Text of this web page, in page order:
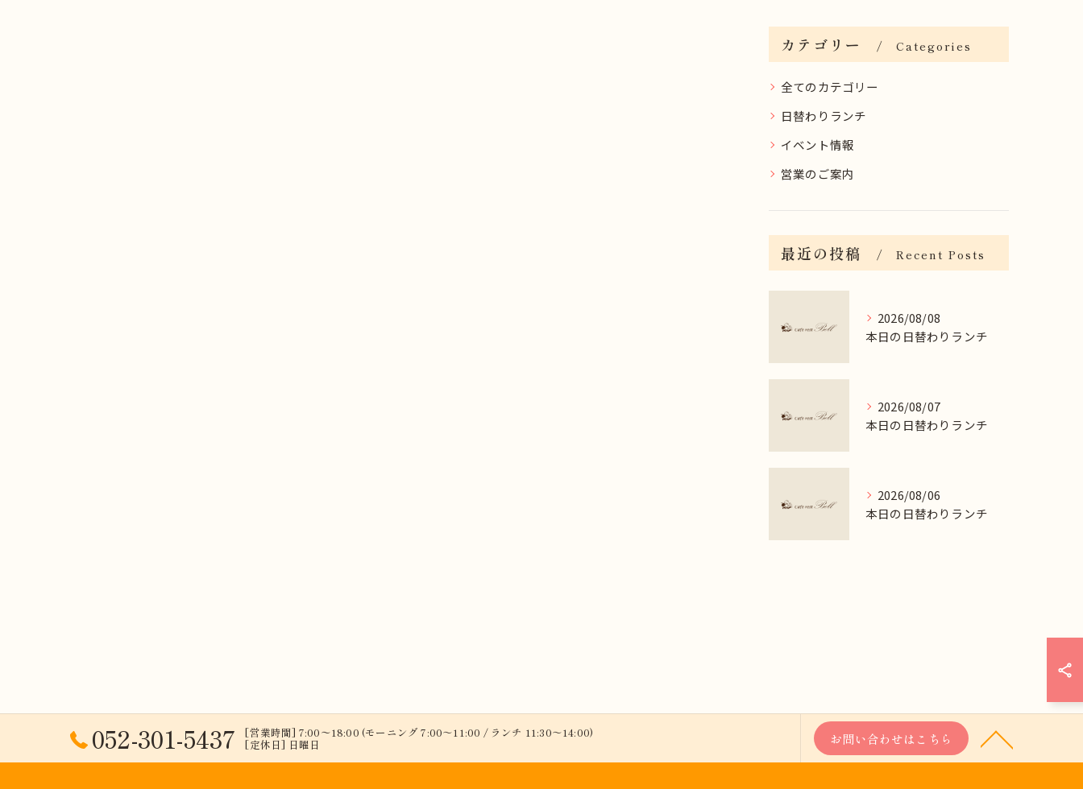
カテゴリー Categories
全てのカテゴリー
日替わりランチ
イベント情報
営業のご案内
最近の投稿 Recent Posts
2026/08/08
本日の日替わりランチ
2026/08/07
本日の日替わりランチ
2026/08/06
本日の日替わりランチ
052-301-5437 [営業時間] 7:00〜18:00 (モーニング 7:00～11:00 / ランチ 11:30～14:00)
[定休日] 日曜日 お問い合わせはこちら